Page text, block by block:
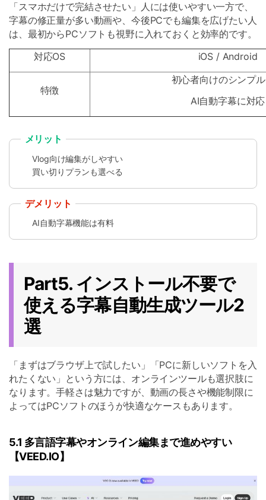
「スマホだけで完結させたい」人には使いやすい一方で、
字幕の修正量が多い動画や、今後PCでも編集を広げたい人
は、最初からPCソフトも視野に入れておくと効率的です。
対応OS
iOS / Android
特徴
初心者向けのシンプ
AI自動字幕に対応
メリット
Vlog向け編集がしやすい
買い切りプランも選べる
デメリット
AI自動字幕機能は有料
Part5. インストール不要で
使える字幕自動生成ツール2
選
「まずはブラウザ上で試したい」「PCに新しいソフトを入
れたくない」という方には、オンラインツールも選択肢に
なります。手軽さは魅力ですが、動画の長さや機能制限に
よってはPCソフトのほうが快適なケースもあります。
5.1 多言語字幕やオンライン編集まで進めやすい
【VEED.IO】